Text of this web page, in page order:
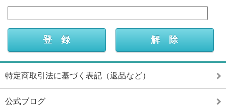
特定商取引法に基づく表記（返品など）
公式ブログ